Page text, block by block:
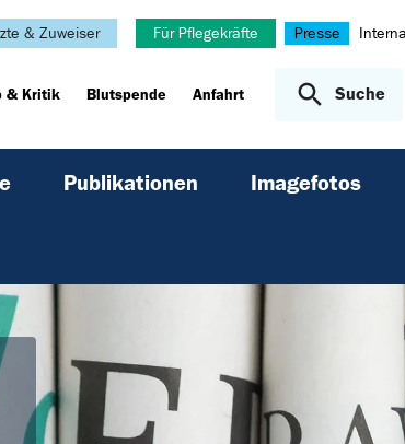
& Zuweiser Für Pflegekräfte Presse
& Kritik Blutspende Anfahrt Suche
Publikationen Imagefotos